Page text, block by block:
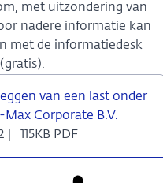
met uitzondering van
nadere informatie kan
met de informatiedesk
van een last onder
Corporate B.V.
115KB PDF